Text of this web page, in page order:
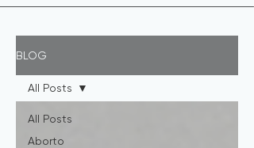
BLOG
All Posts
Aborto
All Posts